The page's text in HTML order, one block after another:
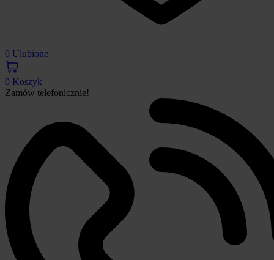
0 Ulubione
0 Koszyk
Zamów telefonicznie!